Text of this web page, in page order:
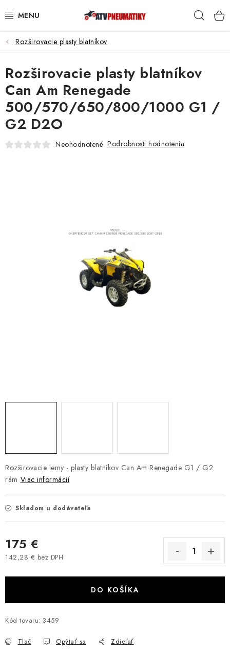
na
PNEUMATIKY
DISKY
ROZŠIROVACIE PODLOŽKY
NÁHRADNÉ DIELY NA ŠTVORKOLKY
OCHRANNÉ RÁMY
NÁVLEKY TLMIČOV
NAVIJAKY COME UP WARN
OLEJE MAXIMA A FILTRE
VÝPREDAJ
AKCIA
INÉ PRÍSLUŠENSTVO
YAMAHA GRIZZLY 550/660/700
SUZUKI KINGQUAD 700/750 LTA
CAN AM OUTLANDER 570/650/800/1000
Rozširovacie plasty blatníkov
Rozširovacie lemy - plasty blatníkov Can Am Renegade G1 / G2
rám Viac informácií
Skladom u dodávateľa
175 €
142,28 € bez DPH
DO KOŠÍKA
Kód tovaru: 3459
Tlač Opýtať sa Zdieľať
Rozširovacie plasty blatníkov
Can Am Renegade
500/570/650/800/1000 G1 /
G2 D2O
Neohodnotené Podrobnosti hodnotenia